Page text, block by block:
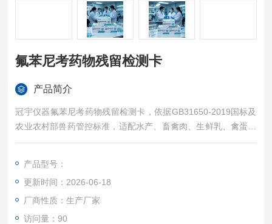
氟苯尼考药物残留检测卡
产品简介
冠宇仪器氟苯尼考药物残留检测卡，依据GB31650-2019国标及
农业农村部兽药管控标准，适配水产、畜禽肉、生鲜乳、禽蛋四
大品类基质特性，针对性解决养殖违规用药、休药期不足导致的
配养殖基地、加工厂、市场监管常态化抽检，江苏原厂现货，全
国养殖主产区极速发货。
产品型号：
更新时间：2026-06-18
厂商性质：生产厂家
访问量：90